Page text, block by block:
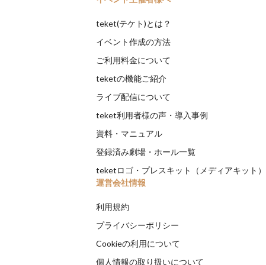
teket(テケト)とは？
イベント作成の方法
ご利用料金について
teketの機能ご紹介
ライブ配信について
teket利用者様の声・導入事例
資料・マニュアル
登録済み劇場・ホール一覧
teketロゴ・プレスキット（メディアキット）
運営会社情報
利用規約
プライバシーポリシー
Cookieの利用について
個人情報の取り扱いについて